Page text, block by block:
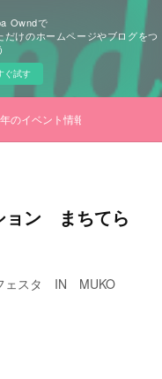
Owndで
だけのホームページやブログをつ
ぐ試す
のイベント情報
ョン まちてら
ェスタ IN MUKO